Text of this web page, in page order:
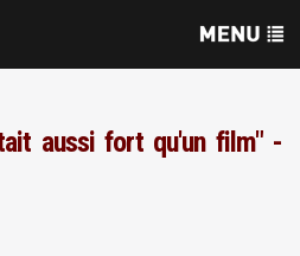
aussi fort qu'un film" -